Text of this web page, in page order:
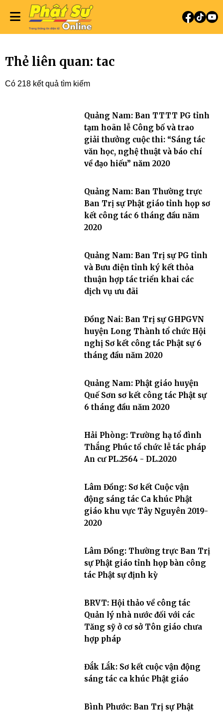
Thẻ liên quan: tac
Có 218 kết quả tìm kiếm
Quảng Nam: Ban TTTT PG tỉnh
tạm hoãn lễ Công bố và trao
giải thưởng cuộc thi: “Sáng tác
văn học, nghệ thuật và báo chí
về đạo hiếu” năm 2020
Quảng Nam: Ban Thường trực
Ban Trị sự Phật giáo tỉnh họp sơ
kết công tác 6 tháng đầu năm
2020
Quảng Nam: Ban Trị sự PG tỉnh
và Bưu điện tỉnh ký kết thỏa
thuận hợp tác triển khai các
dịch vụ ưu đãi
Đồng Nai: Ban Trị sự GHPGVN
huyện Long Thành tổ chức Hội
nghị Sơ kết công tác Phật sự 6
tháng đầu năm 2020
Quảng Nam: Phật giáo huyện
Quế Sơn sơ kết công tác Phật sự
6 tháng đầu năm 2020
Hải Phòng: Trường hạ tổ đình
Thắng Phúc tổ chức lễ tác pháp
An cư PL.2564 - DL.2020
Lâm Đồng: Sơ kết Cuộc vận
động sáng tác Ca khúc Phật
giáo khu vực Tây Nguyên 2019-
2020
Lâm Đồng: Thường trực Ban Trị
sự Phật giáo tỉnh họp bàn công
tác Phật sự định kỳ
BRVT: Hội thảo về công tác
Quản lý nhà nước đối với các
Tăng sỹ ở cơ sở Tôn giáo chưa
hợp pháp
Đắk Lắk: Sơ kết cuộc vận động
sáng tác ca khúc Phật giáo
Bình Phước: Ban Trị sự Phật